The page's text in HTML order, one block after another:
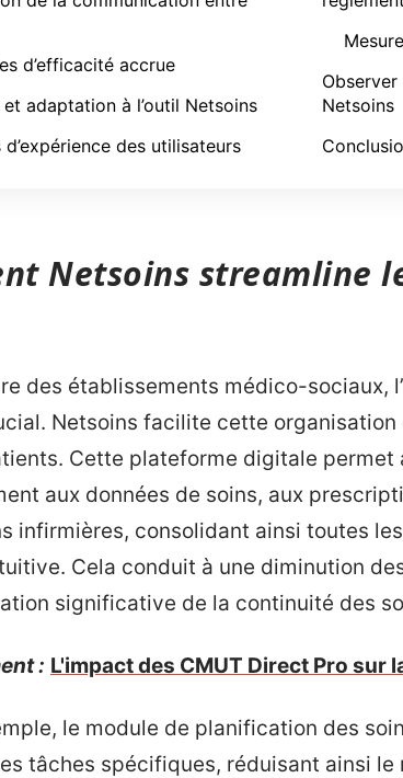
d’efficacité accrue
adaptation à l’outil Netsoins
d’expérience des utilisateurs
Netsoins
Netsoins streamline
des établissements médico-sociaux,
Netsoins facilite cette
Cette plateforme digitale permet
aux données de soins, aux
infirmières, consolidant ainsi toutes
Cela conduit à une diminution
significative de la continuité des
: L'impact des CMUT Direct Pro sur
le module de planification des
tâches spécifiques, réduisant ainsi le